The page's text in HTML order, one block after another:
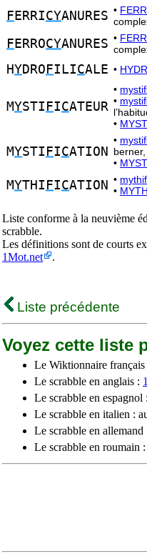
F ERRICYANURES •
F ERROCYANURES •
HYDRO FILICALE •
MYSTI FICATEUR
•
•
•
MYSTI FICATION
•
•
MYTHI FICATION •
•
Liste conforme à la neuvième
scrabble.
Les définitions sont de courts
1Mot.net
.
Liste précédente
Voyez cette liste
Le Wiktionnaire français
Le scrabble en anglais :
Le scrabble en espagnol :
Le scrabble en italien :
Le scrabble en allemand
Le scrabble en roumain :